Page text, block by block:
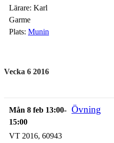
Lärare: Karl
Garme
Plats: Munin
Vecka 6 2016
Mån 8 feb 13:00-
15:00
Övning
VT 2016, 60943